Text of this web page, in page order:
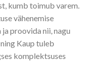
kumb toimub varem.
vähenemise
proovida nii, nagu
Kaup tuleb
komplektsuses